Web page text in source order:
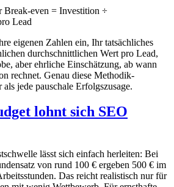
Break-even = Investition ÷
Lead
eigenen Zahlen ein, Ihr tatsächliches
durchschnittlichen Wert pro Lead,
aber ehrliche Einschätzung, ab wann
rechnet. Genau diese Methodik-
jede pauschale Erfolgszusage.
lohnt sich SEO
lässt sich einfach herleiten: Bei
von rund 100 € ergeben 500 € im
Das reicht realistisch nur für